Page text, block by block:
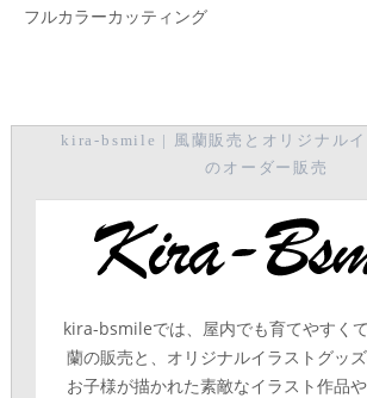
フルカラーカッティング
kira-bsmile | 風蘭販売とオリジナル
のオーダー販売
kira-bsmileでは、屋内でも育てやすく
蘭の販売と、オリジナルイラストグッズ
お子様が描かれた素敵なイラスト作品